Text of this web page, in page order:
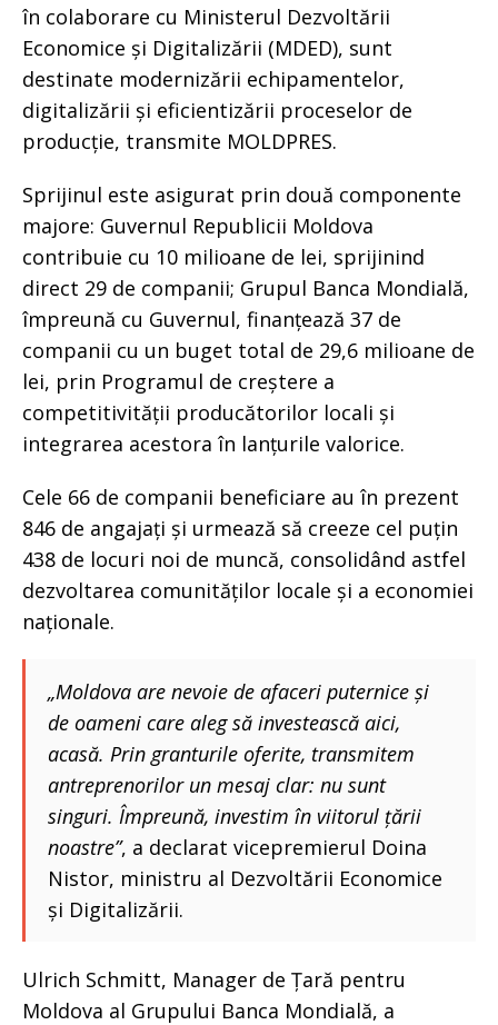
în colaborare cu Ministerul Dezvoltării
Economice și Digitalizării (MDED), sunt
destinate modernizării echipamentelor,
digitalizării și eficientizării proceselor de
producție, transmite MOLDPRES.
Sprijinul este asigurat prin două componente
majore: Guvernul Republicii Moldova
contribuie cu 10 milioane de lei, sprijinind
direct 29 de companii; Grupul Banca Mondială,
împreună cu Guvernul, finanțează 37 de
companii cu un buget total de 29,6 milioane de
lei, prin Programul de creștere a
competitivității producătorilor locali și
integrarea acestora în lanțurile valorice.
Cele 66 de companii beneficiare au în prezent
846 de angajați și urmează să creeze cel puțin
438 de locuri noi de muncă, consolidând astfel
dezvoltarea comunităților locale și a economiei
naționale.
„Moldova are nevoie de afaceri puternice și
de oameni care aleg să investească aici,
acasă. Prin granturile oferite, transmitem
antreprenorilor un mesaj clar: nu sunt
singuri. Împreună, investim în viitorul țării
noastre”, a declarat vicepremierul Doina
Nistor, ministru al Dezvoltării Economice
și Digitalizării.
Ulrich Schmitt, Manager de Țară pentru
Moldova al Grupului Banca Mondială, a